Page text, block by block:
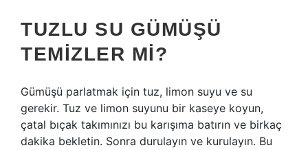
TUZLU SU GÜMÜŞÜ
TEMIZLER MI?
Gümüşü parlatmak için tuz, limon suyu ve su
gerekir. Tuz ve limon suyunu bir kaseye koyun,
çatal bıçak takımınızı bu karışıma batırın ve birkaç
dakika bekletin. Sonra durulayın ve kurulayın. Bu